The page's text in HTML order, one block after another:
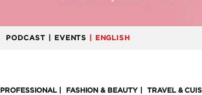
PODCAST | EVENTS | ENGLISH
PROFESSIONAL FASHION & BEAUTY TRAVEL &